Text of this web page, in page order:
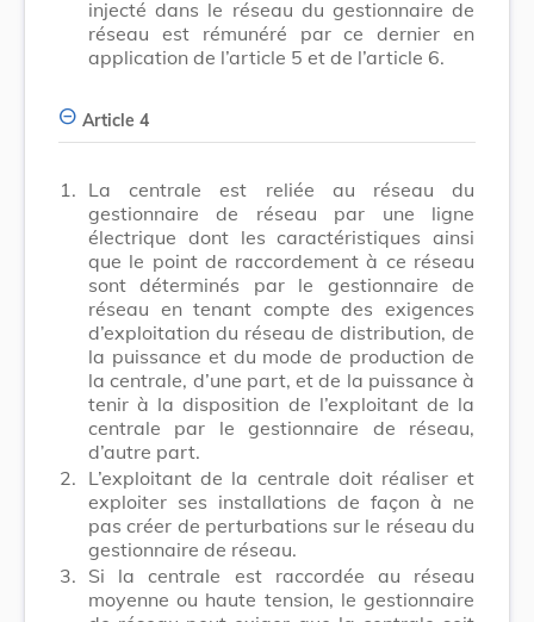
injecté dans le réseau du gestionnaire de
réseau est rémunéré par ce dernier en
application de l’article 5 et de l’article 6.
Article 4
1. La centrale est reliée au réseau du
gestionnaire de réseau par une ligne
électrique dont les caractéristiques ainsi
que le point de raccordement à ce réseau
sont déterminés par le gestionnaire de
réseau en tenant compte des exigences
d’exploitation du réseau de distribution, de
la puissance et du mode de production de
la centrale, d’une part, et de la puissance à
tenir à la disposition de l’exploitant de la
centrale par le gestionnaire de réseau,
d’autre part.
2. L’exploitant de la centrale doit réaliser et
exploiter ses installations de façon à ne
pas créer de perturbations sur le réseau du
gestionnaire de réseau.
3. Si la centrale est raccordée au réseau
moyenne ou haute tension, le gestionnaire